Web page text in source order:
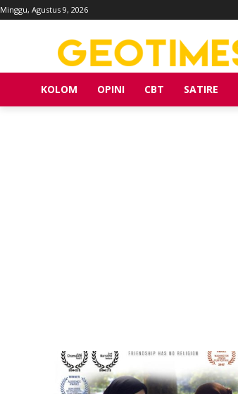
Minggu, Agustus 9, 2026
KOLOM OPINI CBT SATIRE